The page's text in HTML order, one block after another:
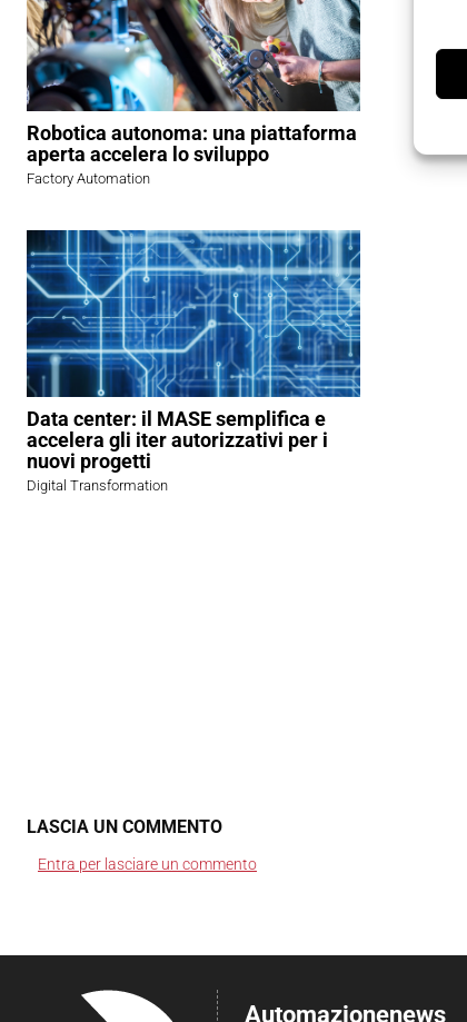
Robotica autonoma: una piattaforma
aperta accelera lo sviluppo
Factory Automation
Data center: il MASE semplifica e
accelera gli iter autorizzativi per i
nuovi progetti
Digital Transformation
LASCIA UN COMMENTO
Entra per lasciare un commento
Automazionenews